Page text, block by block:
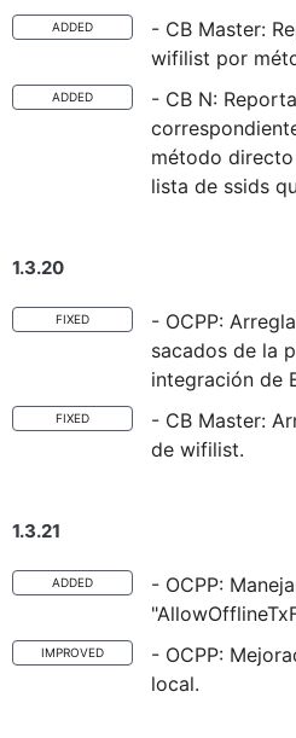
ADDED
- CB Master:
wifilist por
ADDED
- CB N:
método
lista de ssids
1.3.20
FIXED
- OCPP:
sacados de la
integración de
FIXED
- CB Master:
de wifilist.
1.3.21
ADDED
- OCPP:
IMPROVED
- OCPP:
local.